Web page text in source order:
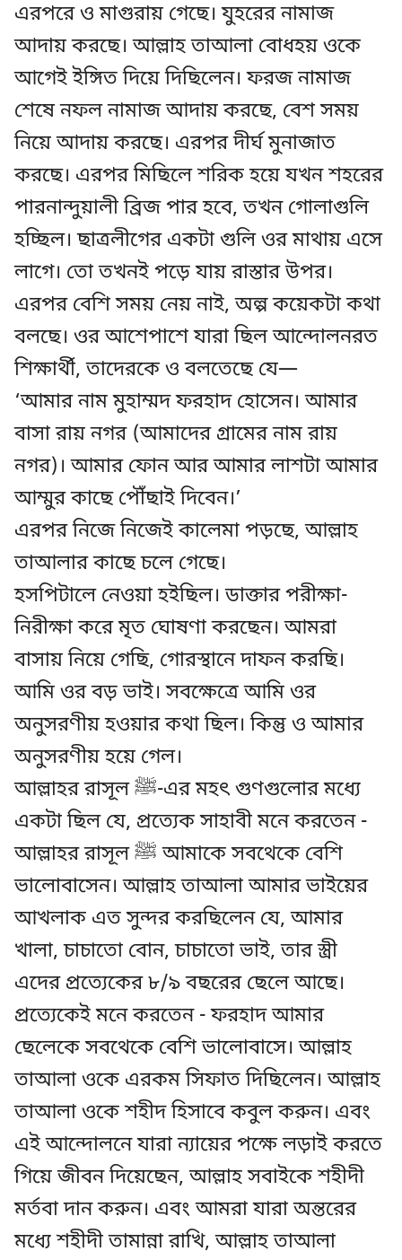
এরপরে ও মাগুরায় গেছে। যুহরের নামাজ
আদায় করছে। আল্লাহ তাআলা বোধহয় ওকে
আগেই ইঙ্গিত দিয়ে দিছিলেন। ফরজ নামাজ
শেষে নফল নামাজ আদায় করছে, বেশ সময়
নিয়ে আদায় করছে। এরপর দীর্ঘ মুনাজাত
করছে। এরপর মিছিলে শরিক হয়ে যখন শহরের
পারনান্দুয়ালী ব্রিজ পার হবে, তখন গোলাগুলি
হচ্ছিল। ছাত্রলীগের একটা গুলি ওর মাথায় এসে
লাগে। তো তখনই পড়ে যায় রাস্তার উপর।
এরপর বেশি সময় নেয় নাই, অল্প কয়েকটা কথা
বলছে। ওর আশেপাশে যারা ছিল আন্দোলনরত
শিক্ষার্থী, তাদেরকে ও বলতেছে যে—
‘আমার নাম মুহাম্মদ ফরহাদ হোসেন। আমার
বাসা রায় নগর (আমাদের গ্রামের নাম রায়
নগর)। আমার ফোন আর আমার লাশটা আমার
আম্মুর কাছে পৌঁছাই দিবেন।’
এরপর নিজে নিজেই কালেমা পড়ছে, আল্লাহ
তাআলার কাছে চলে গেছে।
হসপিটালে নেওয়া হইছিল। ডাক্তার পরীক্ষা-
নিরীক্ষা করে মৃত ঘোষণা করছেন। আমরা
বাসায় নিয়ে গেছি, গোরস্থানে দাফন করছি।
আমি ওর বড় ভাই। সবক্ষেত্রে আমি ওর
অনুসরণীয় হওয়ার কথা ছিল। কিন্তু ও আমার
অনুসরণীয় হয়ে গেল।
আল্লাহর রাসূল ﷺ-এর মহৎ গুণগুলোর মধ্যে
একটা ছিল যে, প্রত্যেক সাহাবী মনে করতেন -
আল্লাহর রাসূল ﷺ আমাকে সবথেকে বেশি
ভালোবাসেন। আল্লাহ তাআলা আমার ভাইয়ের
আখলাক এত সুন্দর করছিলেন যে, আমার
খালা, চাচাতো বোন, চাচাতো ভাই, তার স্ত্রী
এদের প্রত্যেকের ৮/৯ বছরের ছেলে আছে।
প্রত্যেকেই মনে করতেন - ফরহাদ আমার
ছেলেকে সবথেকে বেশি ভালোবাসে। আল্লাহ
তাআলা ওকে এরকম সিফাত দিছিলেন। আল্লাহ
তাআলা ওকে শহীদ হিসাবে কবুল করুন। এবং
এই আন্দোলনে যারা ন্যায়ের পক্ষে লড়াই করতে
গিয়ে জীবন দিয়েছেন, আল্লাহ সবাইকে শহীদী
মর্তবা দান করুন। এবং আমরা যারা অন্তরের
মধ্যে শহীদী তামান্না রাখি, আল্লাহ তাআলা